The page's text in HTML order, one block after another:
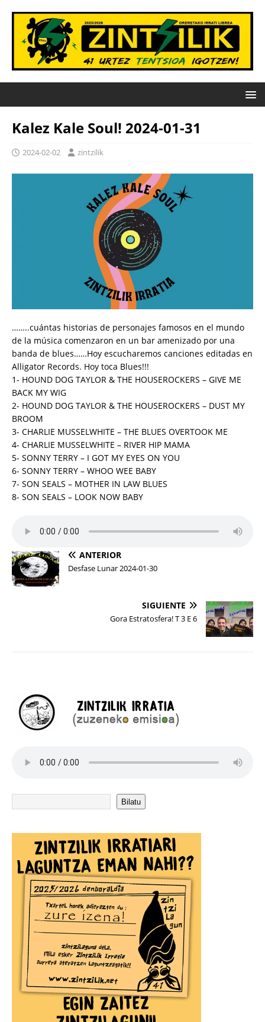
Kalez Kale Soul! 2024-01-31
2024-02-02 zintzilik
……..cuántas historias de personajes famosos en el mundo
de la música comenzaron en un bar amenizado por una
banda de blues……Hoy escucharemos canciones editadas en
Alligator Records. Hoy toca Blues!!!
1- HOUND DOG TAYLOR & THE HOUSEROCKERS – GIVE ME
BACK MY WIG
2- HOUND DOG TAYLOR & THE HOUSEROCKERS – DUST MY
BROOM
3- CHARLIE MUSSELWHITE – THE BLUES OVERTOOK ME
4- CHARLIE MUSSELWHITE – RIVER HIP MAMA
5- SONNY TERRY – I GOT MY EYES ON YOU
6- SONNY TERRY – WHOO WEE BABY
7- SON SEALS – MOTHER IN LAW BLUES
8- SON SEALS – LOOK NOW BABY
ANTERIOR
Desfase Lunar 2024-01-30
SIGUIENTE
Gora Estratosfera! T 3 E 6
Bilatu